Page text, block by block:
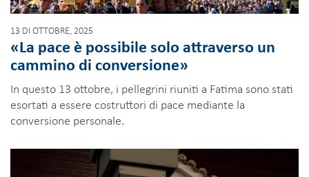
13 DI OTTOBRE, 2025
«La pace è possibile solo attraverso un
cammino di conversione»
In questo 13 ottobre, i pellegrini riuniti a Fatima sono stati
esortati a essere costruttori di pace mediante la
conversione personale.